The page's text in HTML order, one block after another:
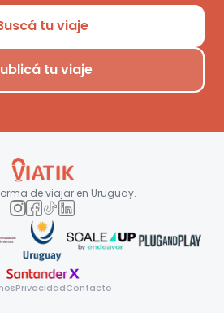
tu viaje
tu viaje
de viajar en Uruguay.
PrivacidadContacto